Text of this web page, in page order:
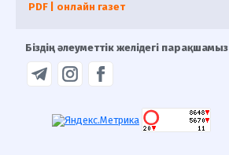
PDF | онлайн газет
Біздің әлеуметтік желідегі парақшамыз